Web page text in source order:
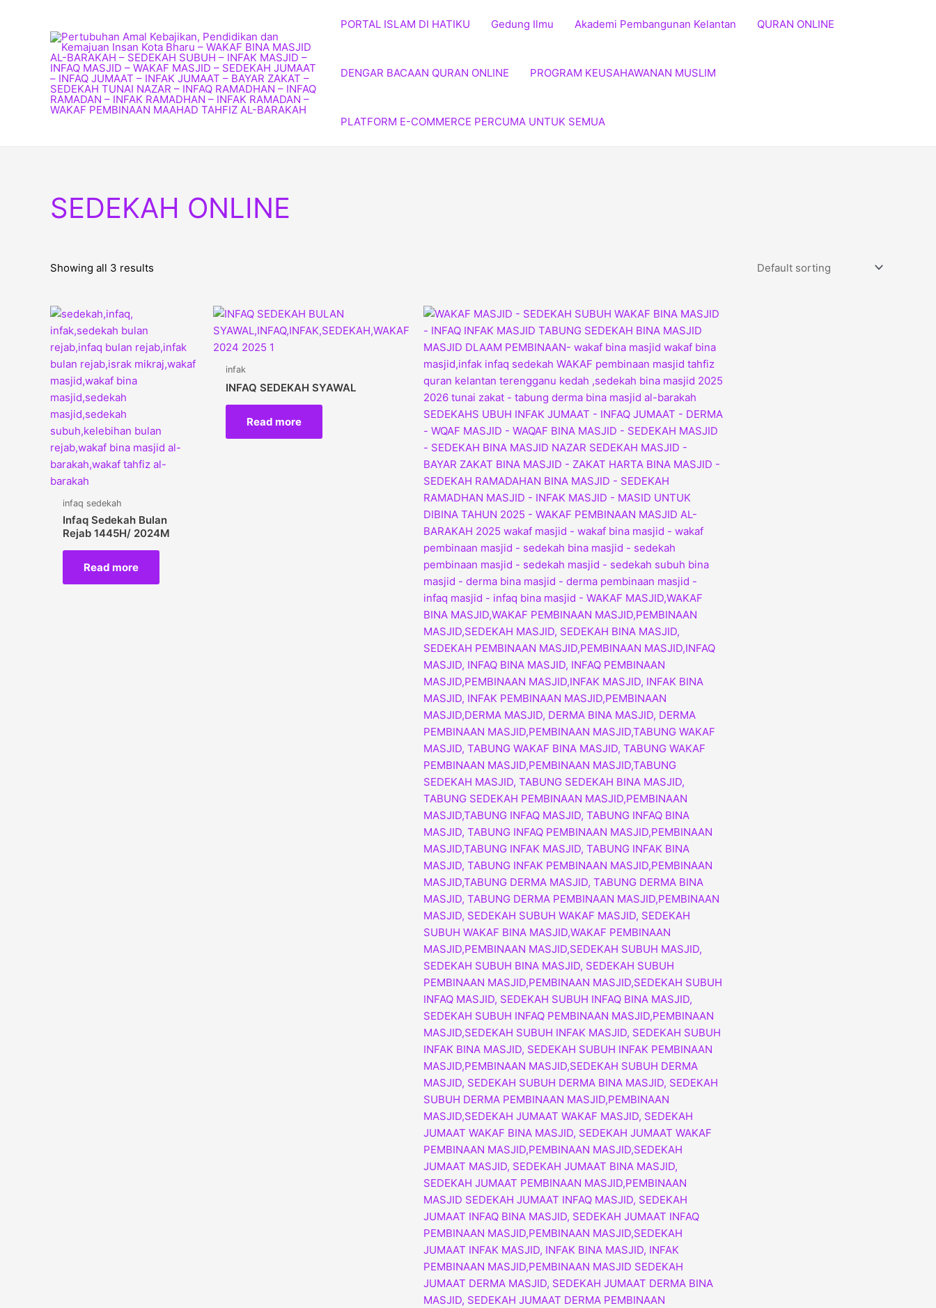
PORTAL ISLAM DI HATIKU Gedung Ilmu Akademi Pembangunan Kelantan QURAN ONLINE
DENGAR BACAAN QURAN ONLINE PROGRAM KEUSAHAWANAN MUSLIM
PLATFORM E-COMMERCE PERCUMA UNTUK SEMUA
SEDEKAH ONLINE
Showing all 3 results
infaq sedekah
Infaq Sedekah Bulan
Rejab 1445H/ 2024M
Read more
infak
INFAQ SEDEKAH SYAWAL
Read more